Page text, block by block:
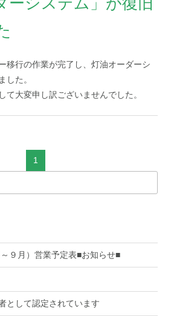
移行の作業が完了し、灯油オーダーシ
した。
て大変申し訳ございませんでした。
1
９月）営業予定表■お知らせ■
として認定されています